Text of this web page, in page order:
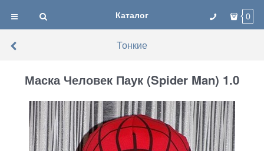
Каталог 0
Тонкие
Маска Человек Паук (Spider Man) 1.0